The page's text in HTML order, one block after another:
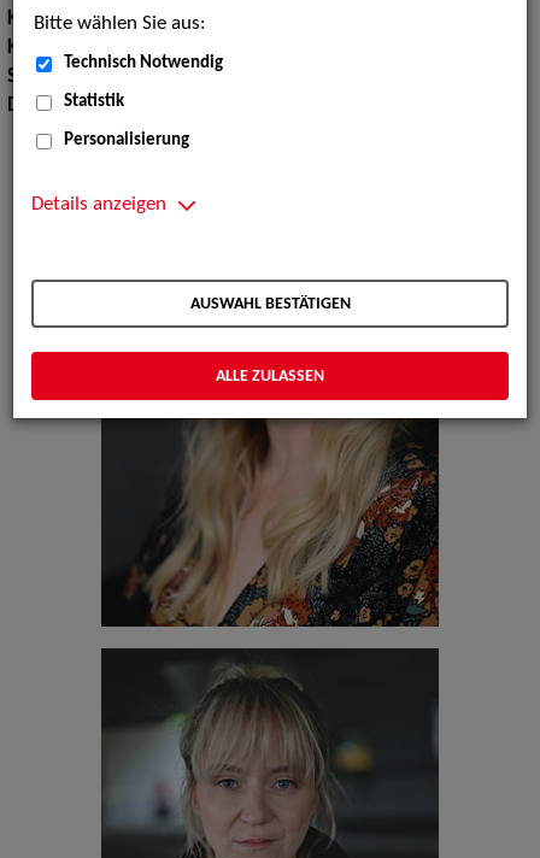
Körpergröße:172 cm
Konfektionsgröße:
Sprachen:
Englisch, Französisch
Dialekte:Schwäbisch
Bitte wählen Sie aus:
Technisch Notwendig
Statistik
Personalisierung
Details anzeigen
AUSWAHL BESTÄTIGEN
ALLE ZULASSEN